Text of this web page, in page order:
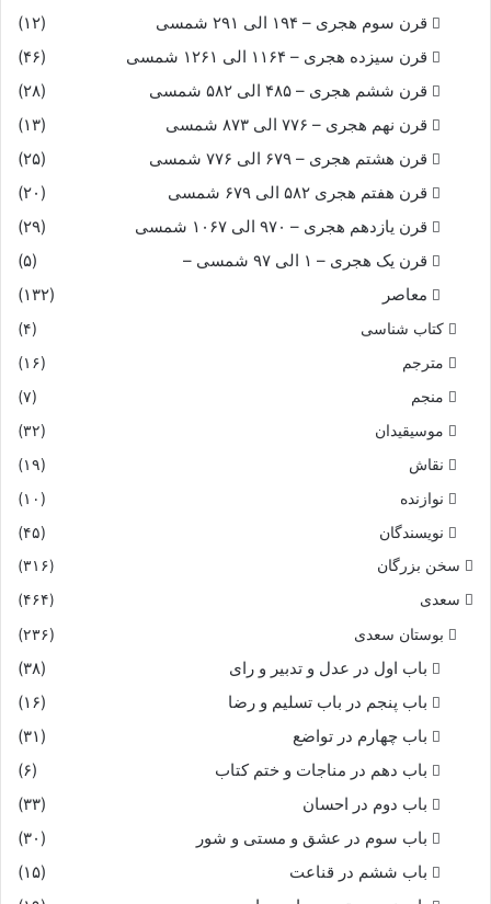
قرن سوم هجری – ۱۹۴ الی ۲۹۱ شمسی
(۱۲)
قرن سیزده هجری – ۱۱۶۴ الی ۱۲۶۱ شمسی
(۴۶)
قرن ششم هجری – ۴۸۵ الی ۵۸۲ شمسی
(۲۸)
قرن نهم هجری – ۷۷۶ الی ۸۷۳ شمسی
(۱۳)
قرن هشتم هجری – ۶۷۹ الی ۷۷۶ شمسی
(۲۵)
قرن هفتم هجری ۵۸۲ الی ۶۷۹ شمسی
(۲۰)
قرن یازدهم هجری – ۹۷۰ الی ۱۰۶۷ شمسی
(۲۹)
قرن یک هجری – ۱ الی ۹۷ شمسی –
(۵)
معاصر
(۱۳۲)
کتاب شناسی
(۴)
مترجم
(۱۶)
منجم
(۷)
موسیقیدان
(۳۲)
نقاش
(۱۹)
نوازنده
(۱۰)
نویسندگان
(۴۵)
سخن بزرگان
(۳۱۶)
سعدی
(۴۶۴)
بوستان سعدی (۲۳۶)
باب اول در عدل و تدبیر و رای
(۳۸)
باب پنجم در باب تسلیم و رضا
(۱۶)
باب چهارم در تواضع
(۳۱)
باب دهم در مناجات و ختم کتاب
(۶)
باب دوم در احسان
(۳۳)
باب سوم در عشق و مستی و شور
(۳۰)
باب ششم در قناعت
(۱۵)